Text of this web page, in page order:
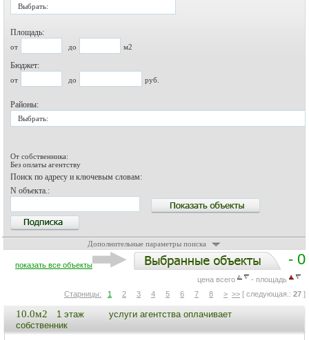
Выбрать:
Площадь:
от до м2
Бюджет:
от до руб.
Районы:
Выбрать:
От собственника:
Без оплаты агентству
Поиск по адресу и ключевым словам:
N объекта.:
Дополнительные параметры поиска
- 0
показать все объекты
цена всего
- площадь
Старницы:
1 2 3 4 5 6 7 8 > >> [ следующая.: 27 ]
10.0м2 1 этаж
услуги агентства оплачивает
собственник